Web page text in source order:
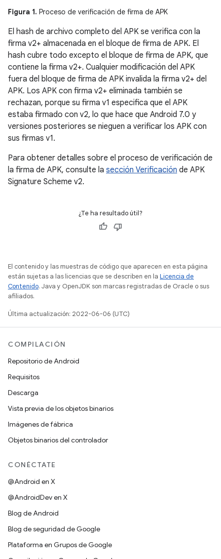
Figura 1. Proceso de verificación de firma de APK
El hash de archivo completo del APK se verifica con la
firma v2+ almacenada en el bloque de firma de APK. El
hash cubre todo excepto el bloque de firma de APK, que
contiene la firma v2+. Cualquier modificación del APK
fuera del bloque de firma de APK invalida la firma v2+ del
APK. Los APK con firma v2+ eliminada también se
rechazan, porque su firma v1 especifica que el APK
estaba firmado con v2, lo que hace que Android 7.0 y
versiones posteriores se nieguen a verificar los APK con
sus firmas v1.
Para obtener detalles sobre el proceso de verificación de
la firma de APK, consulte la sección Verificación de APK
Signature Scheme v2.
¿Te ha resultado útil?
El contenido y las muestras de código que aparecen en esta página
están sujetas a las licencias que se describen en la Licencia de
Contenido. Java y OpenJDK son marcas registradas de Oracle o sus
afiliados.
Última actualización: 2022-06-06 (UTC)
COMPILACIÓN
Repositorio de Android
Requisitos
Descarga
Vista previa de los objetos binarios
Imágenes de fábrica
Objetos binarios del controlador
CONÉCTATE
@Android en X
@AndroidDev en X
Blog de Android
Blog de seguridad de Google
Plataforma en Grupos de Google